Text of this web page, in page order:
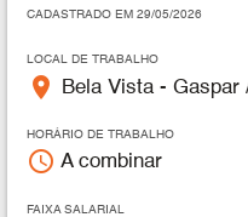
CADASTRADO EM 29/05/2026
LOCAL DE TRABALHO
place Bela Vista - Gaspar
HORÁRIO DE TRABALHO
access_time A combinar
FAIXA SALARIAL